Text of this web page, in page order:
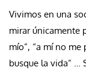
Vivimos en una
mirar únicamente
mío”, “a mí no me
busque la vida” …